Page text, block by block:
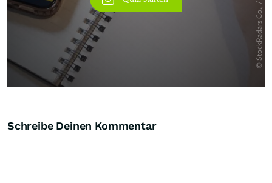
Schreibe Deinen Kommentar